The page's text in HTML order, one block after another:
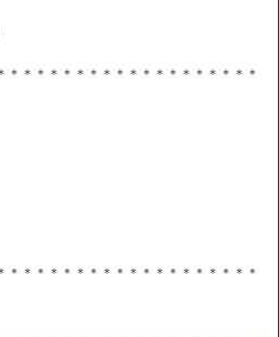
＊＊＊＊＊＊＊＊＊＊＊＊＊＊＊＊＊＊＊
＊＊＊＊＊＊＊＊＊＊＊＊＊＊＊＊＊＊＊